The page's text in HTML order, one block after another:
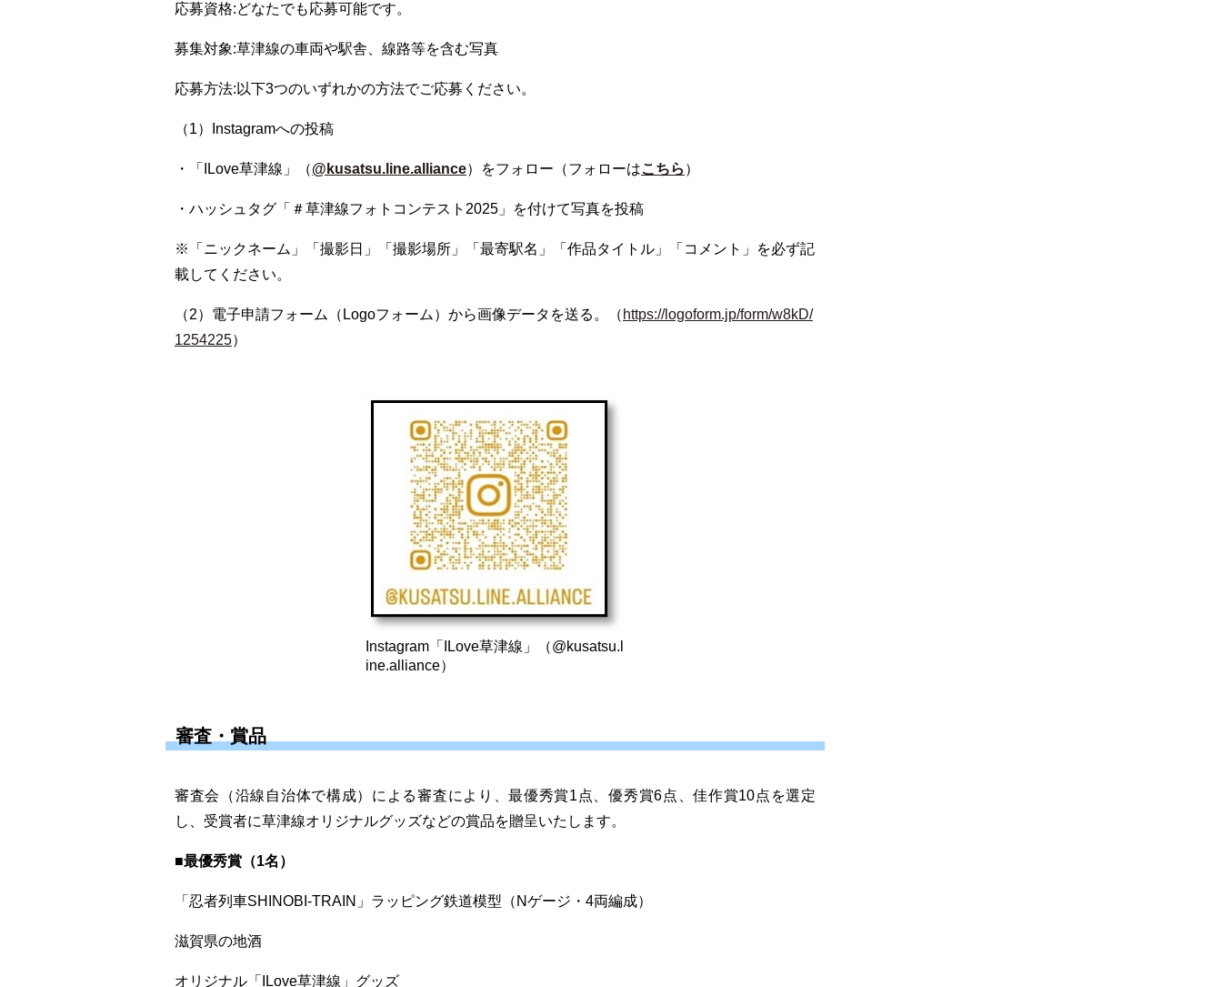
応募資格:どなたでも応募可能です。
募集対象:草津線の車両や駅舎、線路等を含む写真
応募方法:以下3つのいずれかの方法でご応募ください。
（1）Instagramへの投稿
・「ILove草津線」（@kusatsu.line.alliance）をフォロー（フォローはこちら ）
・ハッシュタグ「＃草津線フォトコンテスト2025」を付けて写真を投稿
※「ニックネーム」「撮影日」「撮影場所」「最寄駅名」「作品タイトル」「コメント」を必ず記
載してください。
（2）電子申請フォーム（Logoフォーム）から画像データを送る。（ https://logoform.jp/form/w8kD/
1254225）
Instagram「ILove草津線」（@kusatsu.l
ine.alliance）
審査・賞品
審査会（沿線自治体で構成）による審査により、最優秀賞1点、優秀賞6点、佳作賞10点を選定
し、受賞者に草津線オリジナルグッズなどの賞品を贈呈いたします。
■最優秀賞（1名）
「忍者列車SHINOBI-TRAIN」ラッピング鉄道模型（Nゲージ・4両編成）
滋賀県の地酒
オリジナル「ILove草津線」グッズ